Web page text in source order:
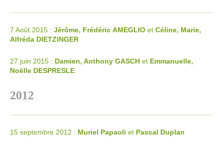
7 Août 2015 : Jérôme, Frédéric AMEGLIO et Céline, Marie,
Alfréda DIETZINGER
27 juin 2015 : Damien, Anthony GASCH et Emmanuelle,
Noëlle DESPRESLE
2012
15 septembre 2012 : Muriel Papaoli et Pascal Duplan